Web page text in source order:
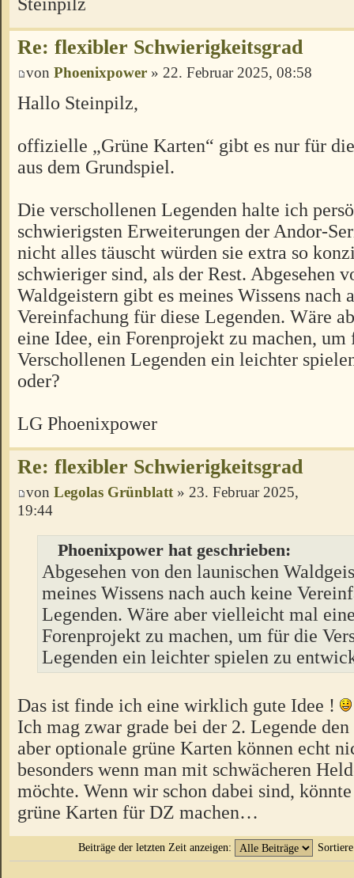
Re: flexibler Schwierigkeitsgrad
von Phoenixpower » 22. Februar 2025, 08:58
Hallo Steinpilz,
offizielle „Grüne Karten“ gibt es nur für
aus dem Grundspiel.
Die verschollenen Legenden halte ich
schwierigsten Erweiterungen der Andor-
nicht alles täuscht würden sie extra so
schwieriger sind, als der Rest. Abgesehen
Waldgeistern gibt es meines Wissens nach
Vereinfachung für diese Legenden. Wäre
eine Idee, ein Forenprojekt zu machen, um
Verschollenen Legenden ein leichter
oder?
LG Phoenixpower
Re: flexibler Schwierigkeitsgrad
von Legolas Grünblatt » 23. Februar 2025,
19:44
Phoenixpower hat geschrieben:
Abgesehen von den launischen
meines Wissens nach auch keine
Legenden. Wäre aber vielleicht mal
Forenprojekt zu machen, um für die
Legenden ein leichter spielen zu
Das ist finde ich eine wirklich gute Idee !
Ich mag zwar grade bei der 2. Legende
aber optionale grüne Karten können echt
besonders wenn man mit schwächeren
möchte. Wenn wir schon dabei sind,
grüne Karten für DZ machen…
Beiträge der letzten Zeit anzeigen: